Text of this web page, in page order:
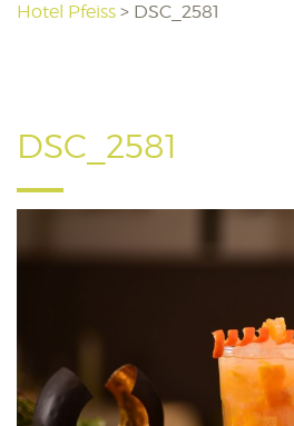
Hotel Pfeiss > DSC_2581
DSC_2581